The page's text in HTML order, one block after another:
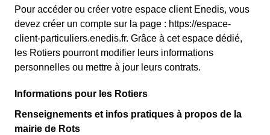
Pour accéder ou créer votre espace client Enedis, vous
devez créer un compte sur la page : https://espace-
client-particuliers.enedis.fr. Grâce à cet espace dédié,
les Rotiers pourront modifier leurs informations
personnelles ou mettre à jour leurs contrats.
Informations pour les Rotiers
Renseignements et infos pratiques à propos de la
mairie de Rots